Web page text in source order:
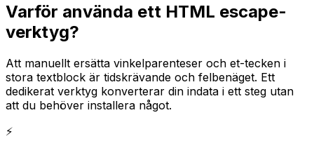
Varför använda ett HTML escape-
verktyg?
Att manuellt ersätta vinkelparenteser och et-tecken i
stora textblock är tidskrävande och felbenäget. Ett
dedikerat verktyg konverterar din indata i ett steg utan
att du behöver installera något.
⚡